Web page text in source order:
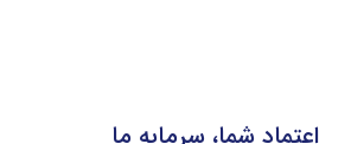
اعتماد شما، سرمایه ما